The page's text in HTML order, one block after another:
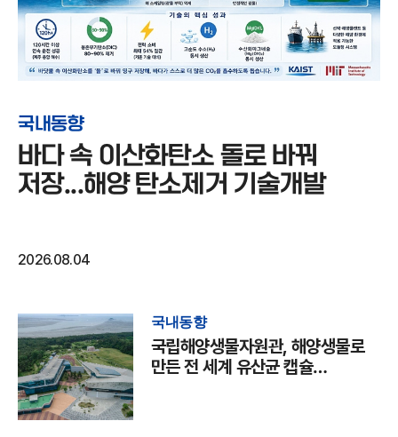
국내동향
바다 속 이산화탄소 돌로 바꿔
저장...해양 탄소제거 기술개발
2026.08.04
국내동향
국립해양생물자원관, 해양생물로
만든 전 세계 유산균 캡슐